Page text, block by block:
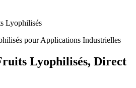
Lyophilisés
pour Applications Industrielles
Lyophilisés, Direct